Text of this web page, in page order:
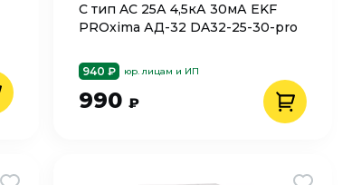
C тип AC 25А 4,5кА 30мА EKF
PROxima АД-32 DA32-25-30-pro
940 ₽ юр. лицам и ИП
990 ₽